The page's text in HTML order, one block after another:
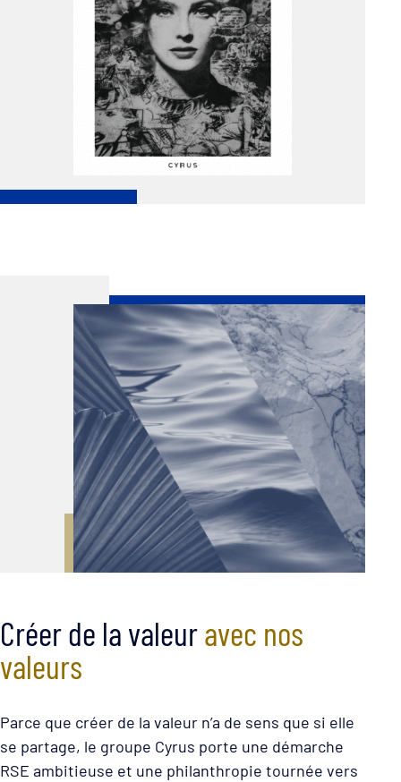
Créer de la valeuravec nos
valeurs
Parce que créer de la valeur n’a de sens que si elle
se partage, le groupe Cyrus porte une démarche
RSE ambitieuse et une philanthropie tournée vers